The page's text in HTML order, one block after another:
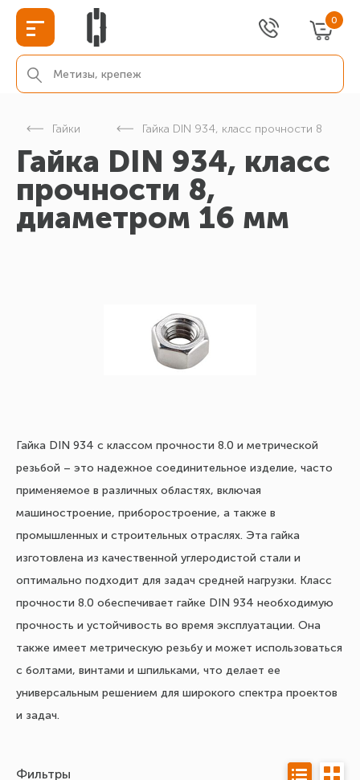
0
Гайки Гайка DIN 934, класс прочности 8
Гайка DIN 934, класс
прочности 8,
диаметром 16 мм
Гайка DIN 934 с классом прочности 8.0 и метрической
резьбой – это надежное соединительное изделие, часто
применяемое в различных областях, включая
машиностроение, приборостроение, а также в
промышленных и строительных отраслях. Эта гайка
изготовлена из качественной углеродистой стали и
оптимально подходит для задач средней нагрузки. Класс
прочности 8.0 обеспечивает гайке DIN 934 необходимую
прочность и устойчивость во время эксплуатации. Она
также имеет метрическую резьбу и может использоваться
с болтами, винтами и шпильками, что делает ее
универсальным решением для широкого спектра проектов
и задач.
Фильтры